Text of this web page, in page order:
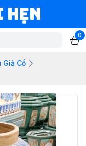
Hẹn
0
Giả Cổ